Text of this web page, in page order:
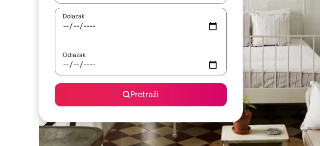
Dolazak
Odlazak
Pretraži